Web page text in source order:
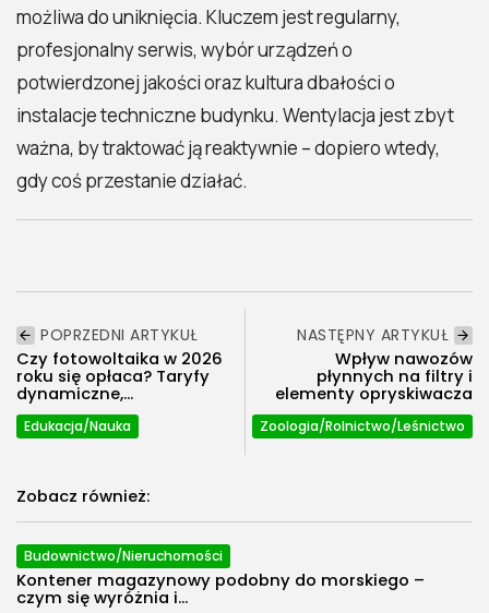
możliwa do uniknięcia. Kluczem jest regularny,
profesjonalny serwis, wybór urządzeń o
potwierdzonej jakości oraz kultura dbałości o
instalacje techniczne budynku. Wentylacja jest zbyt
ważna, by traktować ją reaktywnie – dopiero wtedy,
gdy coś przestanie działać.
POPRZEDNI ARTYKUŁ
Czy fotowoltaika w 2026
roku się opłaca? Taryfy
dynamiczne,...
Edukacja/Nauka
NASTĘPNY ARTYKUŁ
Wpływ nawozów
płynnych na filtry i
elementy opryskiwacza
Zoologia/Rolnictwo/Leśnictwo
Zobacz również:
Budownictwo/Nieruchomości
Kontener magazynowy podobny do morskiego –
czym się wyróżnia i...